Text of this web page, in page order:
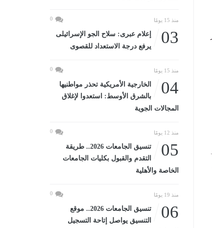
منذ 15 يومًا 0
03
إعلام عبرى: سلاح الجو الإسرائيلى
يرفع درجة الاستعداد للقصوى
منذ 15 يومًا 0
04
الخارجية الأمريكية تحذر مواطنيها
بالشرق الأوسط: استعدوا لإغلاق
المجالات الجوية
منذ 12 يومًا 0
05
تنسيق الجامعات 2026.. طريقة
التقدم والقبول بكليات الجامعات
الخاصة والأهلية
منذ 19 يومًا 0
06
تنسيق الجامعات 2026.. موقع
التنسيق يواصل إتاحة التسجيل